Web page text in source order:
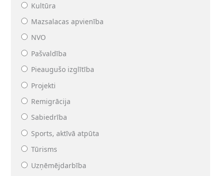
Kultūra
Mazsalacas apvienība
NVO
Pašvaldība
Pieaugušo izglītība
Projekti
Remigrācija
Sabiedrība
Sports, aktīvā atpūta
Tūrisms
Uzņēmējdarbība